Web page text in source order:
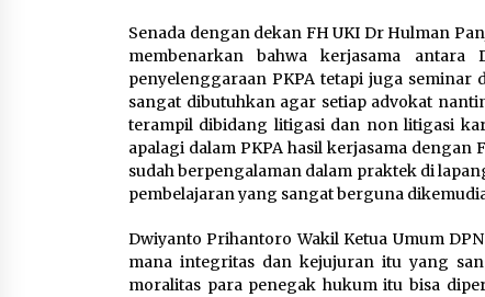
Senada dengan dekan FH UKI Dr Hulman
membenarkan bahwa kerjasama
penyelenggaraan PKPA tetapi juga
sangat dibutuhkan agar setiap advokat
terampil dibidang litigasi dan non litigasi
apalagi dalam PKPA hasil kerjasama
sudah berpengalaman dalam praktek di
pembelajaran yang sangat berguna
Dwiyanto Prihantoro Wakil Ketua Umum
mana integritas dan kejujuran itu yang
moralitas para penegak hukum itu bisa